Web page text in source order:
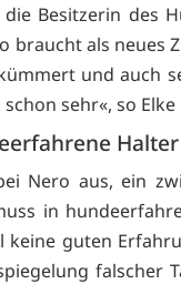
Besitzerin des
braucht als neues
und auch
sehr«, so
Halter
Nero aus, ein
in
guten
falscher